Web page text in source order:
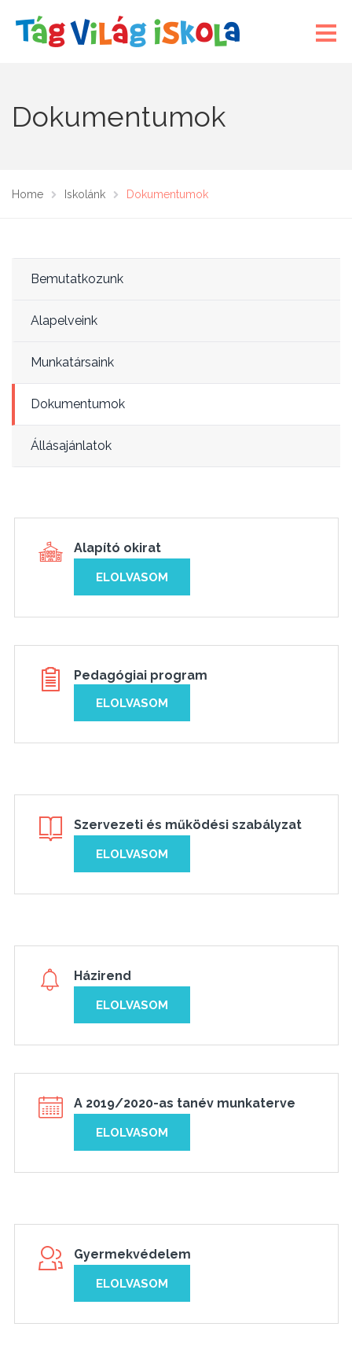
Dokumentumok
Home Iskolánk Dokumentumok
Bemutatkozunk
Alapelveink
Munkatársaink
Dokumentumok
Állásajánlatok
Alapító okirat
ELOLVASOM
Pedagógiai program
ELOLVASOM
Szervezeti és működési szabályzat
ELOLVASOM
Házirend
ELOLVASOM
A 2019/2020-as tanév munkaterve
ELOLVASOM
Gyermekvédelem
ELOLVASOM